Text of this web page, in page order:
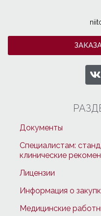
Документы
Специалистам:
клинические
Лицензии
Информация о
Медицинские